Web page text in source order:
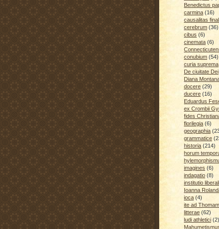
Benedictus
carmina (16)
causalitas
cerebrum (36)
cibus (6)
cinemata (6)
conubium (54)
curia suprema
De ciuitate Dei
Diana
docere (29)
ducere (16)
Eduardus
ex Crombii
fides
florilegia (6)
geographia
grammatice
historia (214)
horum
imagines (6)
indagatio (8)
institutio
Ioanna
ioca (4)
ite ad Thomam
litterae (62)
ludi athletici (2)